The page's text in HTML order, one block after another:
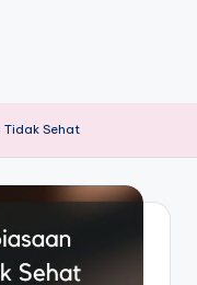
Tidak Sehat